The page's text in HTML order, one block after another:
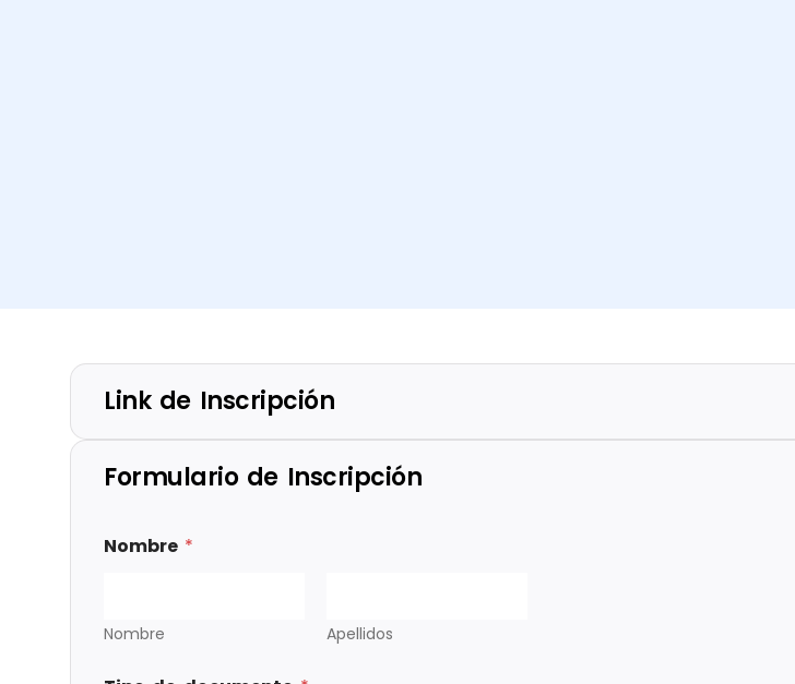
Link de Inscripción
Formulario de Inscripción
Nombre *
Nombre Apellidos